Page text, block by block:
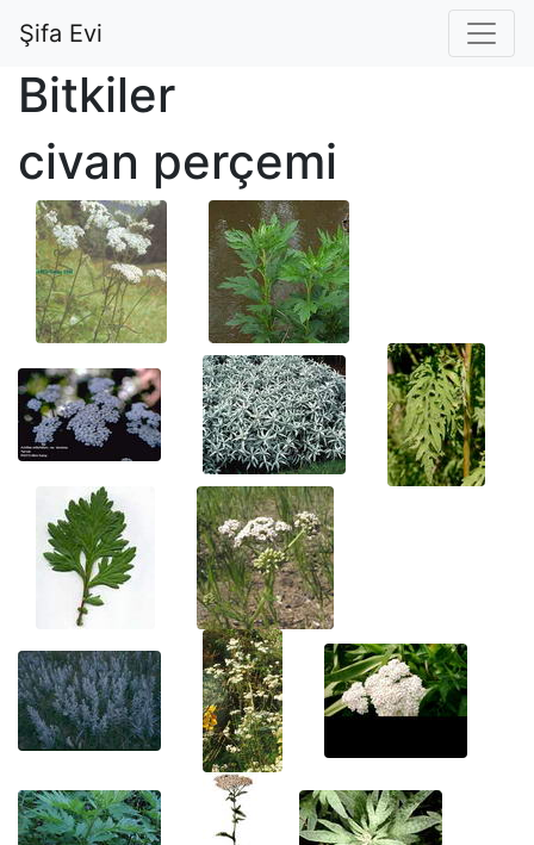
Şifa Evi
Bitkiler
civan perçemi